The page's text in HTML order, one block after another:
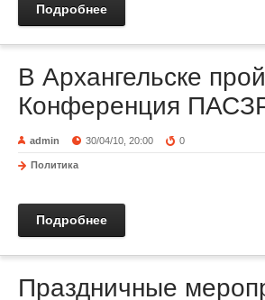
Подробнее
В Архангельске
Конференция
admin 30/04/10, 20:00 0
Политика
Подробнее
Праздничные